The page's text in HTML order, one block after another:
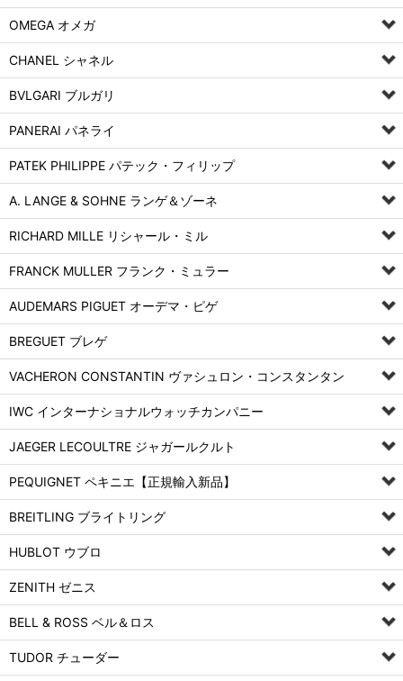
OMEGA オメガ
CHANEL シャネル
BVLGARI ブルガリ
PANERAI パネライ
PATEK PHILIPPE パテック・フィリップ
A. LANGE & SOHNE ランゲ＆ゾーネ
RICHARD MILLE リシャール・ミル
FRANCK MULLER フランク・ミュラー
AUDEMARS PIGUET オーデマ・ピゲ
BREGUET ブレゲ
VACHERON CONSTANTIN ヴァシュロン・コンスタンタン
IWC インターナショナルウォッチカンパニー
JAEGER LECOULTRE ジャガールクルト
PEQUIGNET ペキニエ【正規輸入新品】
BREITLING ブライトリング
HUBLOT ウブロ
ZENITH ゼニス
BELL & ROSS ベル＆ロス
TUDOR チューダー